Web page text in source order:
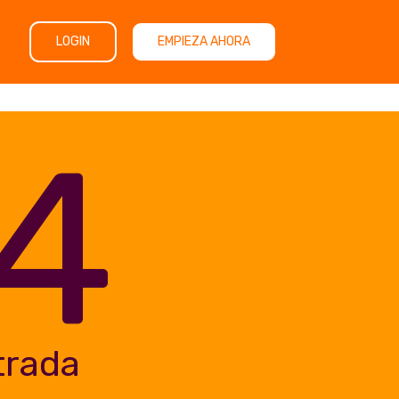
LOGIN EMPIEZA AHORA